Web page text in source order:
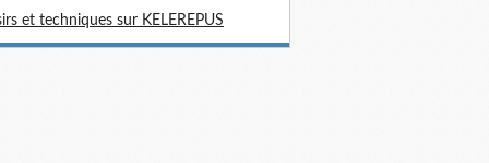
et techniques sur KELEREPUS